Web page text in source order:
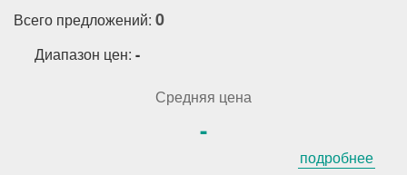
Всего предложений: 0
Диапазон цен: -
Средняя цена
-
подробнее